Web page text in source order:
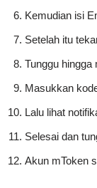
Kemudian isi
Setelah itu
Tunggu
Masukkan
Lalu lihat
Selesai dan
Akun mToken